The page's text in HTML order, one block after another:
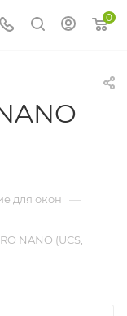
0
для окон —
NANO (UCS,